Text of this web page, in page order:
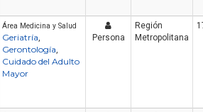
Área Medicina y Salud
Geriatría,
Gerontología,
Cuidado del Adulto
Mayor
Persona
Región
Metropolitana